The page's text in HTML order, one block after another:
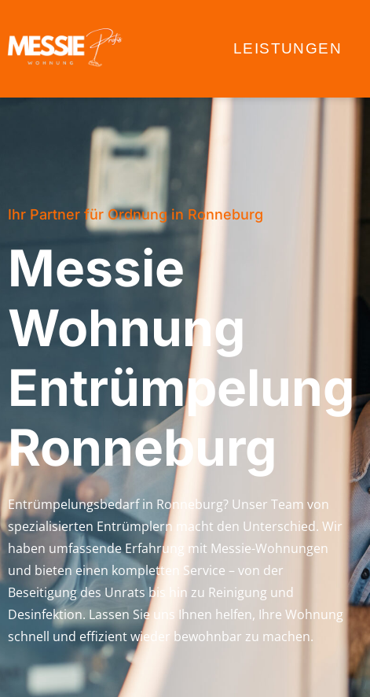
LEISTUNGEN
Ihr Partner für Ordnung in Ronneburg
Messie
Wohnung
Entrümpelung
Ronneburg
Entrümpelungsbedarf in Ronneburg? Unser Team von
spezialisierten Entrümplern macht den Unterschied. Wir
haben umfassende Erfahrung mit Messie-Wohnungen
und bieten einen kompletten Service – von der
Beseitigung des Unrats bis hin zu Reinigung und
Desinfektion. Lassen Sie uns Ihnen helfen, Ihre Wohnung
schnell und effizient wieder bewohnbar zu machen.